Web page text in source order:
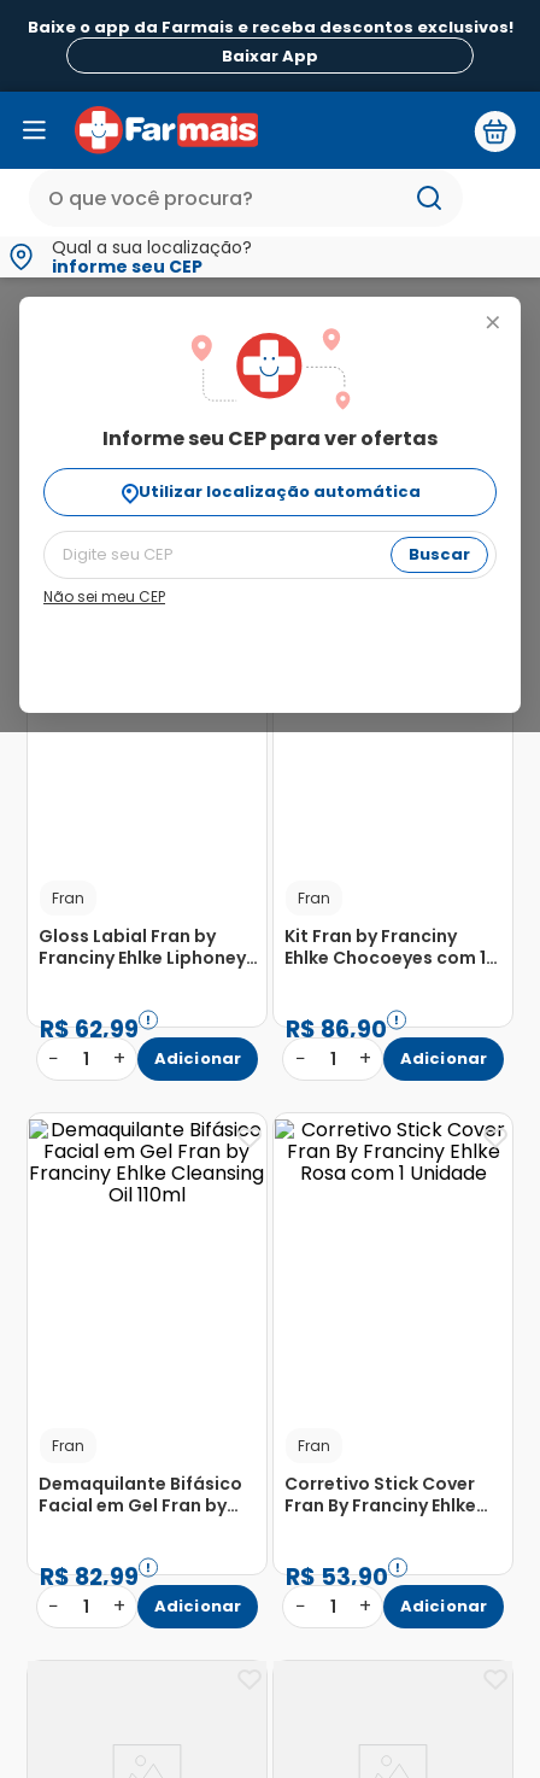
Baixe o app da Farmais e receba descontos exclusivos!
Baixar App
Qual a sua localização?
informe seu CEP
+
Informe seu CEP para ver ofertas
Utilizar localização automática
Buscar
Não sei meu CEP
Ordenar Por
relevância
Fran
Gloss Labial Fran by
Franciny Ehlke Liphoney
R$62,99
− 1 + Adicionar
Fran
Kit Fran by Franciny
Ehlke Chocoeyes com 1
R$86,90
− 1 + Adicionar
Fran
Demaquilante Bifásico
Facial em Gel Fran by
R$82,99
− 1 + Adicionar
Fran
Corretivo Stick Cover
Fran By Franciny Ehlke
R$53,90
− 1 + Adicionar